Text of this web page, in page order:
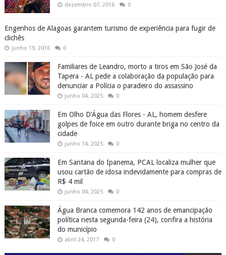
dezembro 07, 2016 0
Engenhos de Alagoas garantem turismo de experiência para fugir de
clichês
junho 19, 2016 0
Familiares de Leandro, morto a tiros em São José da
Tapera - AL pede a colaboração da população para
denunciar a Polícia o paradeiro do assassino
junho 04, 2025 0
Em Olho D’Água das Flores - AL, homem desfere
golpes de foice em outro durante briga no centro da
cidade
junho 14, 2025 0
Em Santana do Ipanema, PCAL localiza mulher que
usou cartão de idosa indevidamente para compras de
R$ 4 mil
junho 04, 2025 0
Água Branca comemora 142 anos de emancipação
política nesta segunda-feira (24), confira a história
do município
abril 24, 2017 0